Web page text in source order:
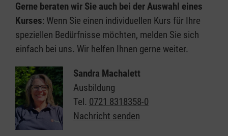
Gerne beraten wir Sie auch bei der Auswahl eines
Kurses: Wenn Sie einen individuellen Kurs für Ihre
speziellen Bedürfnisse möchten, melden Sie sich
einfach bei uns. Wir helfen Ihnen gerne weiter.
Sandra Machalett
Ausbildung
Tel. 0721 8318358-0
Nachricht senden